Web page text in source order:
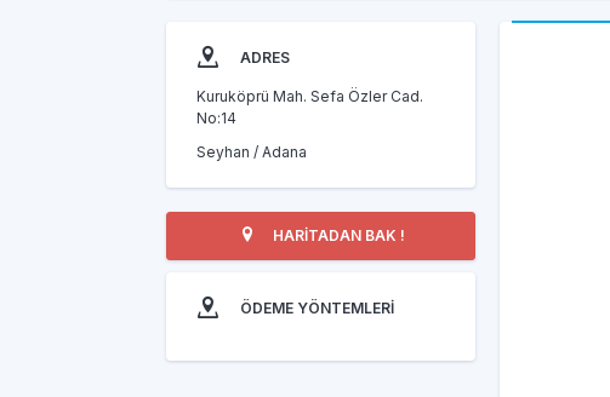
ADRES
Kuruköprü Mah. Sefa Özler Cad.
No:14
Seyhan / Adana
HARİTADAN BAK !
ÖDEME YÖNTEMLERİ